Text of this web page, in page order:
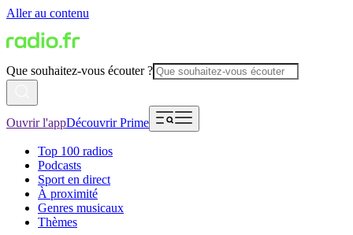
Aller au contenu
Que souhaitez-vous écouter ?
Ouvrir l'appDécouvrir Prime
Top 100 radios
Podcasts
Sport en direct
À proximité
Genres musicaux
Thèmes